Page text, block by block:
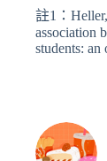
註1：
association
students: an